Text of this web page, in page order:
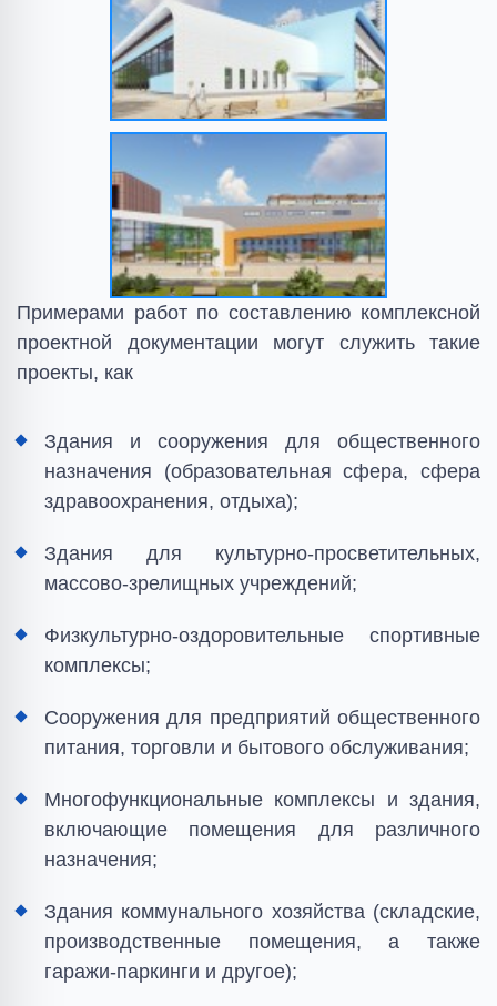
Примерами работ по составлению комплексной
проектной документации могут служить такие
проекты, как
Здания и сооружения для общественного
назначения (образовательная сфера, сфера
здравоохранения, отдыха);
Здания для культурно-просветительных,
массово-зрелищных учреждений;
Физкультурно-оздоровительные спортивные
комплексы;
Сооружения для предприятий общественного
питания, торговли и бытового обслуживания;
Многофункциональные комплексы и здания,
включающие помещения для различного
назначения;
Здания коммунального хозяйства (складские,
производственные помещения, а также
гаражи-паркинги и другое);